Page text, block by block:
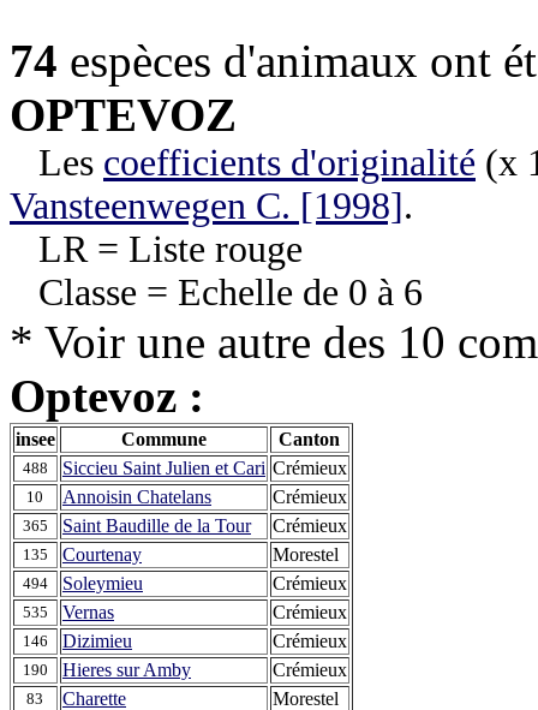
74 espèces d'animaux ont
OPTEVOZ
Les coefficients d'originalité (x
Vansteenwegen C. [1998].
LR = Liste rouge
Classe = Echelle de 0 à 6
* Voir une autre des 10
Optevoz :
insee Commune Canton
488 Siccieu Saint Julien et Cari Crémieux
10 Annoisin Chatelans Crémieux
365 Saint Baudille de la Tour Crémieux
135 Courtenay Morestel
494 Soleymieu Crémieux
535 Vernas Crémieux
146 Dizimieu Crémieux
190 Hieres sur Amby Crémieux
83 Charette Morestel